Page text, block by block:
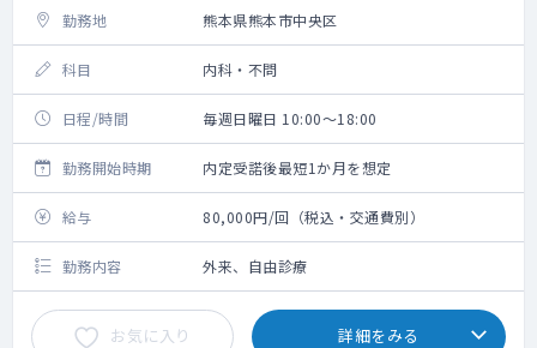
勤務地 熊本県熊本市中央区
科目 内科・不問
日程/時間 毎週日曜日 10:00～18:00
勤務開始時期 内定受諾後最短1か月を想定
給与 80,000円/回（税込・交通費別）
勤務内容 外来、自由診療
お気に入り 詳細をみる